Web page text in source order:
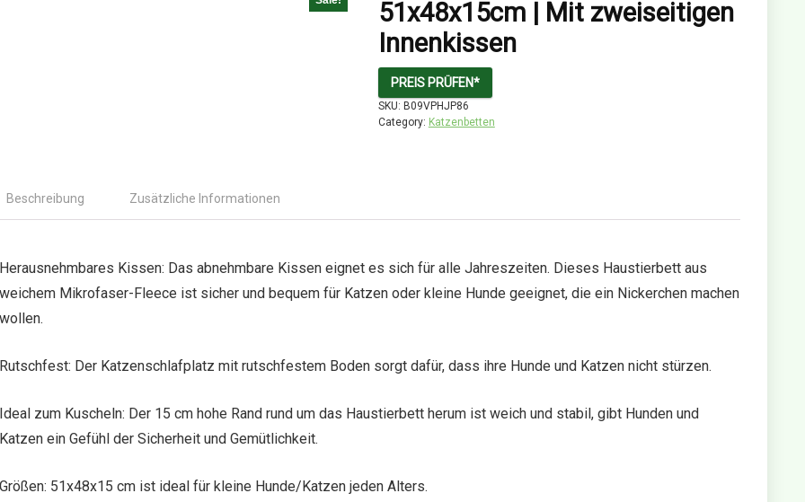
51x48x15cm | Mit zweiseitigen
Innenkissen
PREIS PRÜFEN*
SKU: B09VPHJP86
Category: Katzenbetten
Beschreibung Zusätzliche Informationen
Herausnehmbares Kissen: Das abnehmbare Kissen eignet es sich für alle Jahreszeiten. Dieses Haustierbett aus
weichem Mikrofaser-Fleece ist sicher und bequem für Katzen oder kleine Hunde geeignet, die ein Nickerchen machen
wollen.
Rutschfest: Der Katzenschlafplatz mit rutschfestem Boden sorgt dafür, dass ihre Hunde und Katzen nicht stürzen.
Ideal zum Kuscheln: Der 15 cm hohe Rand rund um das Haustierbett herum ist weich und stabil, gibt Hunden und
Katzen ein Gefühl der Sicherheit und Gemütlichkeit.
Größen: 51x48x15 cm ist ideal für kleine Hunde/Katzen jeden Alters.